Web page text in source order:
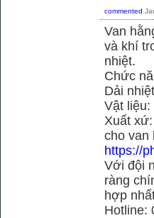
commented
Van
và khí
nhiệt.
Chức
Dải
Vật liệu:
Xuất
cho van
https://
Với đội
ràng
hợp
Hotline: